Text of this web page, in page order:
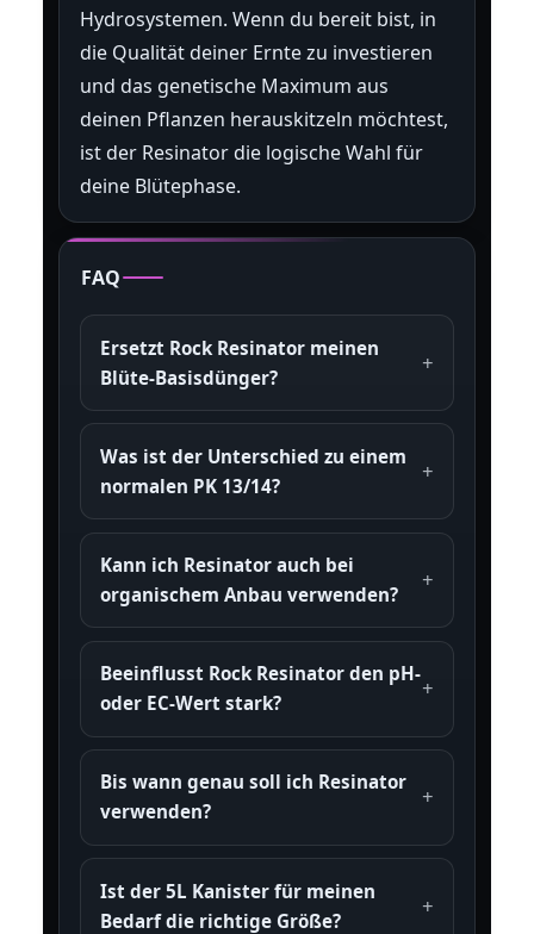
Hydrosystemen. Wenn du bereit bist, in
die Qualität deiner Ernte zu investieren
und das genetische Maximum aus
deinen Pflanzen herauskitzeln möchtest,
ist der Resinator die logische Wahl für
deine Blütephase.
FAQ
Ersetzt Rock Resinator meinen
Blüte-Basisdünger?
Was ist der Unterschied zu einem
normalen PK 13/14?
Kann ich Resinator auch bei
organischem Anbau verwenden?
Beeinflusst Rock Resinator den pH-
oder EC-Wert stark?
Bis wann genau soll ich Resinator
verwenden?
Ist der 5L Kanister für meinen
Bedarf die richtige Größe?